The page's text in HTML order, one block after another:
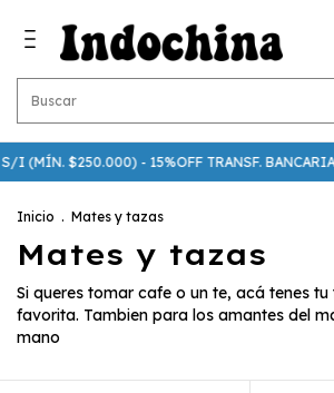
$250.000) - 15%OFF TRANSF. BANCARIA
Inicio . Mates y tazas
Mates y tazas
Si queres tomar cafe o un te, acá tenes
favorita. Tambien para los amantes del
mano